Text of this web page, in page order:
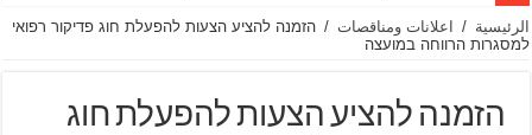
الرئيسية / اعلانات ومناقصات / הזמנה להציע הצעות להפעלת חוג פדיקור רפואי
למסגרות הרווחה במועצה
הזמנה להציע הצעות להפעלת חוג